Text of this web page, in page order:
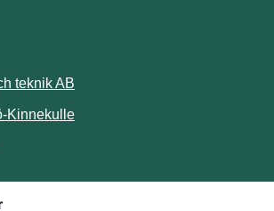
teknik AB
KinnekulleLänk till annan webbplats.
annan webbplats.